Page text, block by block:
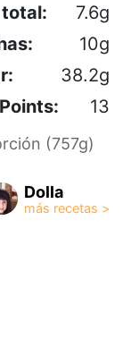
total:
7.6g
10g
38.2g
13
(757g)
Dolla